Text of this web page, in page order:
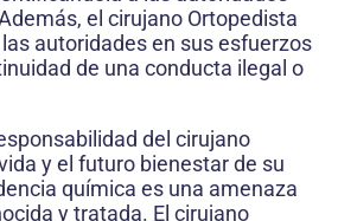
el cirujano Ortopedista
autoridades en sus esfuerzos
de una conducta ilegal o
del cirujano
y el futuro bienestar de su
química es una amenaza
y tratada. El cirujano